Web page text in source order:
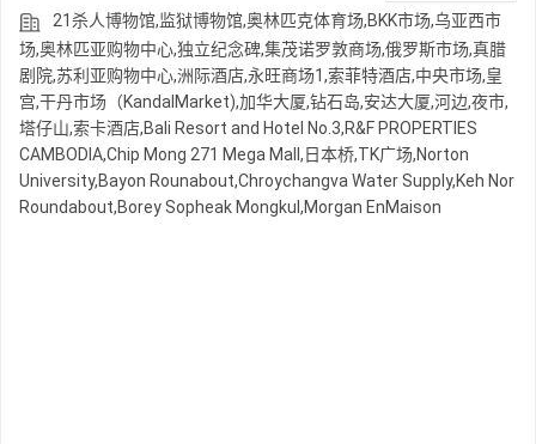
21杀人博物馆,监狱博物馆,奥林匹克体育场,BKK市场,乌亚西市
场,奥林匹亚购物中心,独立纪念碑,集茂诺罗敦商场,俄罗斯市场,真腊
剧院,苏利亚购物中心,洲际酒店,永旺商场1,索菲特酒店,中央市场,皇
宫,干丹市场（KandalMarket),加华大厦,钻石岛,安达大厦,河边,夜市,
塔仔山,索卡酒店,Bali Resort and Hotel No.3,R&F PROPERTIES
CAMBODIA,Chip Mong 271 Mega Mall,日本桥,TK广场,Norton
University,Bayon Rounabout,Chroychangva Water Supply,Keh Nor
Roundabout,Borey Sopheak Mongkul,Morgan EnMaison